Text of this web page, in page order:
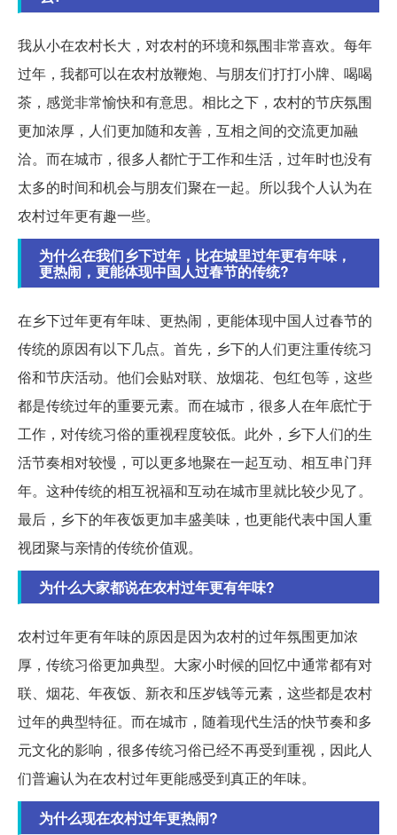
我从小在农村长大，对农村的环境和氛围非常喜欢。每年
过年，我都可以在农村放鞭炮、与朋友们打打小牌、喝喝
茶，感觉非常愉快和有意思。相比之下，农村的节庆氛围
更加浓厚，人们更加随和友善，互相之间的交流更加融
洽。而在城市，很多人都忙于工作和生活，过年时也没有
太多的时间和机会与朋友们聚在一起。所以我个人认为在
农村过年更有趣一些。
为什么在我们乡下过年，比在城里过年更有年味，
更热闹，更能体现中国人过春节的传统?
在乡下过年更有年味、更热闹，更能体现中国人过春节的
传统的原因有以下几点。首先，乡下的人们更注重传统习
俗和节庆活动。他们会贴对联、放烟花、包红包等，这些
都是传统过年的重要元素。而在城市，很多人在年底忙于
工作，对传统习俗的重视程度较低。此外，乡下人们的生
活节奏相对较慢，可以更多地聚在一起互动、相互串门拜
年。这种传统的相互祝福和互动在城市里就比较少见了。
最后，乡下的年夜饭更加丰盛美味，也更能代表中国人重
视团聚与亲情的传统价值观。
为什么大家都说在农村过年更有年味?
农村过年更有年味的原因是因为农村的过年氛围更加浓
厚，传统习俗更加典型。大家小时候的回忆中通常都有对
联、烟花、年夜饭、新衣和压岁钱等元素，这些都是农村
过年的典型特征。而在城市，随着现代生活的快节奏和多
元文化的影响，很多传统习俗已经不再受到重视，因此人
们普遍认为在农村过年更能感受到真正的年味。
为什么现在农村过年更热闹?